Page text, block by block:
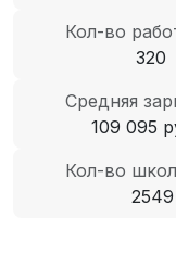
Кол-во
320
Средняя
109 095
Кол-во
2549